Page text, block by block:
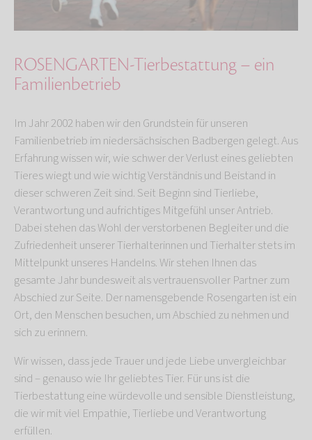
ROSENGARTEN-Tierbestattung – ein
Familienbetrieb
Im Jahr 2002 haben wir den Grundstein für unseren
Familienbetrieb im niedersächsischen Badbergen gelegt. Aus
Erfahrung wissen wir, wie schwer der Verlust eines geliebten
Tieres wiegt und wie wichtig Verständnis und Beistand in
dieser schweren Zeit sind. Seit Beginn sind Tierliebe,
Verantwortung und aufrichtiges Mitgefühl unser Antrieb.
Dabei stehen das Wohl der verstorbenen Begleiter und die
Zufriedenheit unserer Tierhalterinnen und Tierhalter stets im
Mittelpunkt unseres Handelns. Wir stehen Ihnen das
gesamte Jahr bundesweit als vertrauensvoller Partner zum
Abschied zur Seite. Der namensgebende Rosengarten ist ein
Ort, den Menschen besuchen, um Abschied zu nehmen und
sich zu erinnern.
Wir wissen, dass jede Trauer und jede Liebe unvergleichbar
sind – genauso wie Ihr geliebtes Tier. Für uns ist die
Tierbestattung eine würdevolle und sensible Dienstleistung,
die wir mit viel Empathie, Tierliebe und Verantwortung
erfüllen.